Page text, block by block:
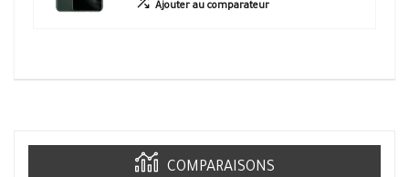
Ajouter au comparateur
COMPARAISONS